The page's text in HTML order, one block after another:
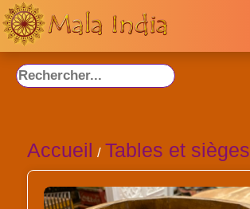
Accueil / Tables et sièges